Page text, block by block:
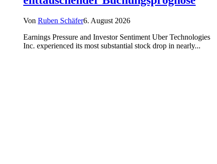
Von Ruben Schäfer6. August 2026
Earnings Pressure and Investor Sentiment Uber Technologies
Inc. experienced its most substantial stock drop in nearly...